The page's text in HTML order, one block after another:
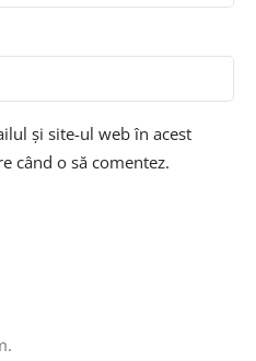
și site-ul web în acest
când o să comentez.